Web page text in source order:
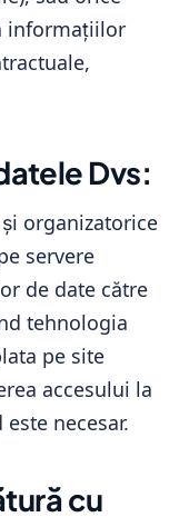
informațiilor
Dvs:
organizatorice
servere
de date către
tehnologia
pe site
accesului la
necesar.
cu